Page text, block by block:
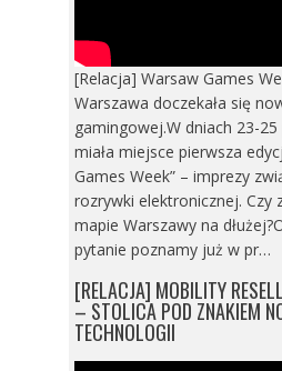
[Relacja] Warsaw Games
Warszawa doczekała się
gamingowej.W dniach 23-25
miała miejsce pierwsza
Games Week” – imprezy
rozrywki elektronicznej. Czy
mapie Warszawy na
pytanie poznamy już w pr…
[RELACJA] MOBILITY
– STOLICA POD ZNAKIEM
TECHNOLOGII